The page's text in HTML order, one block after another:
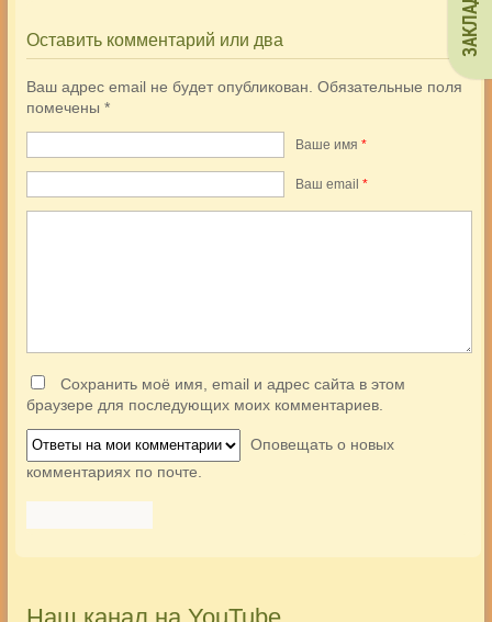
Оставить комментарий или два
Ваш адрес email не будет опубликован. Обязательные поля
помечены *
Ваше имя *
Ваш еmail *
Сохранить моё имя, email и адрес сайта в этом
браузере для последующих моих комментариев.
Оповещать о новых
комментариях по почте.